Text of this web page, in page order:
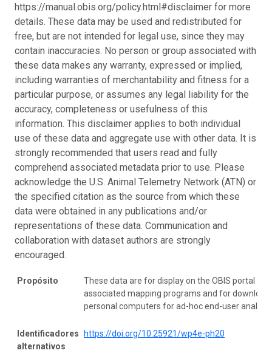
https://manual.obis.org/policy.html#disclaimer for more
details. These data may be used and redistributed for
free, but are not intended for legal use, since they may
contain inaccuracies. No person or group associated with
these data makes any warranty, expressed or implied,
including warranties of merchantability and fitness for a
particular purpose, or assumes any legal liability for the
accuracy, completeness or usefulness of this
information. This disclaimer applies to both individual
use of these data and aggregate use with other data. It is
strongly recommended that users read and fully
comprehend associated metadata prior to use. Please
acknowledge the U.S. Animal Telemetry Network (ATN) or
the specified citation as the source from which these
data were obtained in any publications and/or
representations of these data. Communication and
collaboration with dataset authors are strongly
encouraged.
Propósito
These data are for display on the OBIS portal and
associated mapping programs and for download
personal computers for ad-hoc end-user
Identificadores
alternativos
https://doi.org/10.25921/wp4e-ph20